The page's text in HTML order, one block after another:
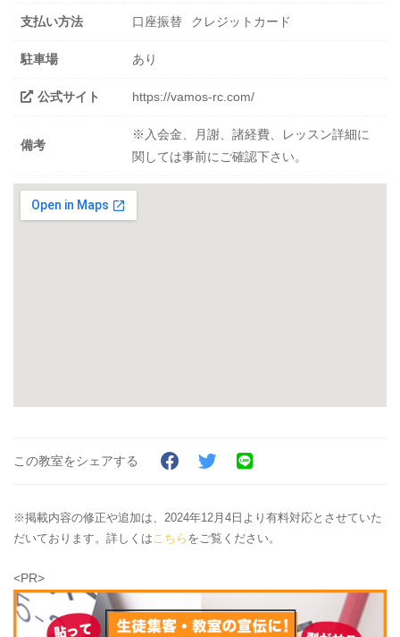
支払い方法 口座振替 クレジットカード
駐車場 あり
公式サイト https://vamos-rc.com/
備考
※入会金、月謝、諸経費、レッスン詳細に
関しては事前にご確認下さい。
この教室をシェアする
※掲載内容の修正や追加は、2024年12月4日より有料対応とさせていた
だいております。詳しくはこちら をご覧ください。
<PR>